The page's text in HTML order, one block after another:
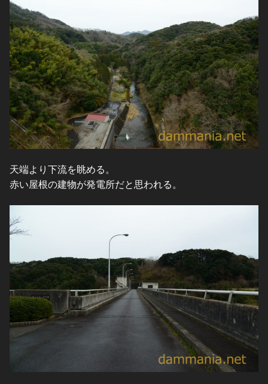
天端より下流を眺める。
赤い屋根の建物が発電所だと思われる。